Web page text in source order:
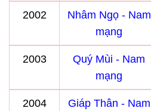
2002
Nhâm Ngọ - Nam
mạng
2003
Quý Mùi - Nam
mạng
2004
Giáp Thân - Nam